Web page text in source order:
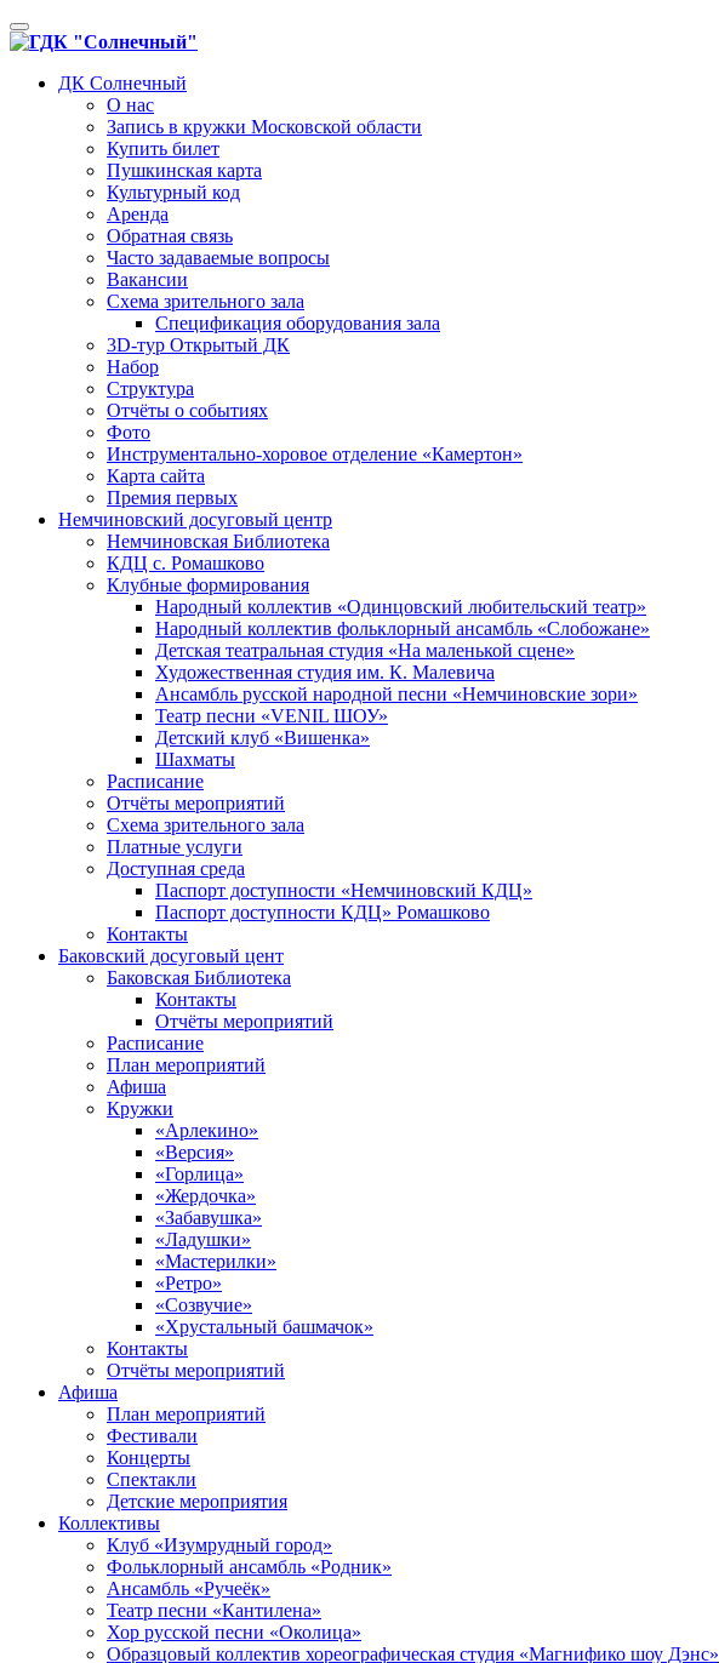
Toggle
navigation
ДК Солнечный
О нас
Запись в кружки Московской области
Купить билет
Пушкинская карта
Культурный код
Аренда
Обратная связь
Часто задаваемые вопросы
Вакансии
Схема зрительного зала
Спецификация оборудования зала
3D-тур Открытый ДК
Набор
Структура
Отчёты о событиях
Фото
Инструментально-хоровое отделение «Камертон»
Карта сайта
Премия первых
Немчиновский досуговый центр
Немчиновская Библиотека
КДЦ с. Ромашково
Клубные формирования
Народный коллектив «Одинцовский любительский театр»
Народный коллектив фольклорный ансамбль «Слобожане»
Детская театральная студия «На маленькой сцене»
Художественная студия им. К. Малевича
Ансамбль русской народной песни «Немчиновские зори»
Театр песни «VENIL ШОУ»
Детский клуб «Вишенка»
Шахматы
Расписание
Отчёты мероприятий
Схема зрительного зала
Платные услуги
Доступная среда
Паспорт доступности «Немчиновский КДЦ»
Паспорт доступности КДЦ» Ромашково
Контакты
Баковский досуговый цент
Баковская Библиотека
Контакты
Отчёты мероприятий
Расписание
План мероприятий
Афиша
Кружки
«Арлекино»
«Версия»
«Горлица»
«Жердочка»
«Забавушка»
«Ладушки»
«Мастерилки»
«Ретро»
«Созвучие»
«Хрустальный башмачок»
Контакты
Отчёты мероприятий
Афиша
План мероприятий
Фестивали
Концерты
Спектакли
Детские мероприятия
Коллективы
Клуб «Изумрудный город»
Фольклорный ансамбль «Родник»
Ансамбль «Ручеёк»
Театр песни «Кантилена»
Хор русской песни «Околица»
Образцовый коллектив хореографическая студия «Магнифико шоу Дэнс»